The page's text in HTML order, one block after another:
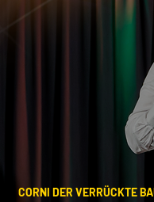
CORNI DER VERRÜCKTE